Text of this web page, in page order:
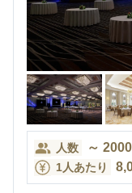
人数 ～ 2000
1人あたり